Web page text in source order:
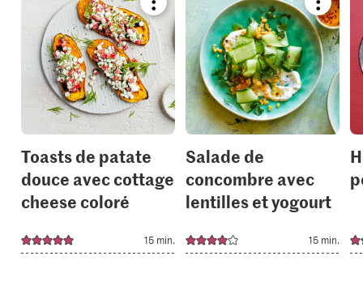
Bookmark
recipe
or
to
your
collections.
Toasts de patate
douce avec cottage
cheese coloré
15 min.
recipe
or
add
it
to
your
Salade de
concombre avec
lentilles et yogourt
15 min.